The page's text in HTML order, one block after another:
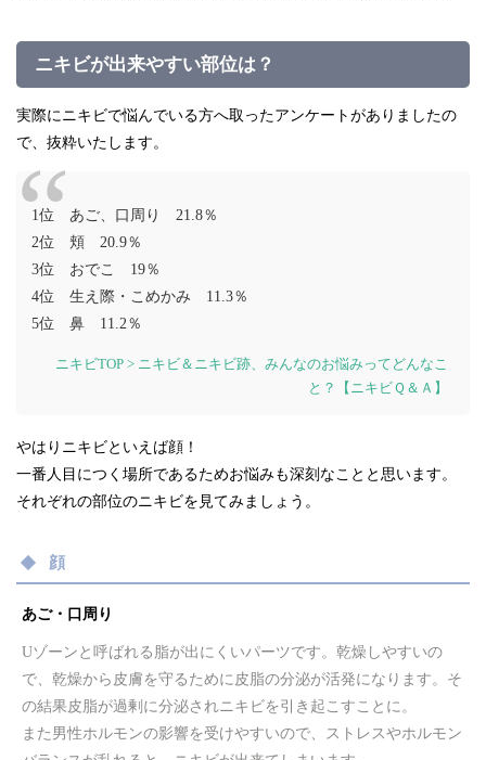
ニキビが出来やすい部位は？
実際にニキビで悩んでいる方へ取ったアンケートがありましたの
で、抜粋いたします。
1位 あご、口周り 21.8％
2位 頬 20.9％
3位 おでこ 19％
4位 生え際・こめかみ 11.3％
5位 鼻 11.2％
ニキビTOP > ニキビ＆ニキビ跡、みんなのお悩みってどんなこ
と？【ニキビＱ＆Ａ】
やはりニキビといえば顔！
一番人目につく場所であるためお悩みも深刻なことと思います。
それぞれの部位のニキビを見てみましょう。
顔
あご・口周り
Uゾーンと呼ばれる脂が出にくいパーツです。乾燥しやすいの
で、乾燥から皮膚を守るために皮脂の分泌が活発になります。そ
の結果皮脂が過剰に分泌されニキビを引き起こすことに。
また男性ホルモンの影響を受けやすいので、ストレスやホルモン